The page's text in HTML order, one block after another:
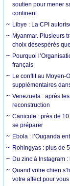
soutien pour mener
continent
Libye : La CPI
Myanmar. Plusieurs
choix désespérés
Pourquoi
français
Le conflit au Moyen-
supplémentaires
Venezuela : après
reconstruction
Canicule : près de
se préparer
Ebola : l’Ouganda
Rohingyas : plus de
Du zinc à Instagram
Quand votre chien
votre affect pour